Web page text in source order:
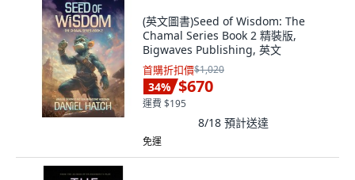
(英文圖書)Seed of Wisdom: The
Chamal Series Book 2 精裝版,
Bigwaves Publishing, 英文
首購折扣價$1,020
34% $670
運費 $195
8/18 預計送達
免運